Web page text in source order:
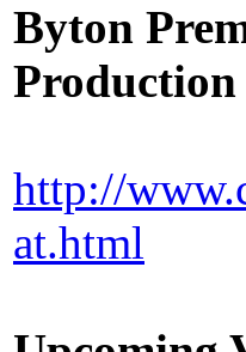
Byton
Production
http://
at.html